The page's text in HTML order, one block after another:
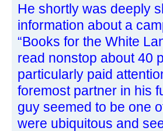
He shortly was deeply
information about a
“Books for the White
read nonstop about 40
particularly paid
foremost partner in his
guy seemed to be one
were ubiquitous and